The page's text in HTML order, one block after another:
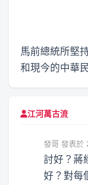
馬前總統所堅
和現今的中華
江河萬古流
發哥 發表於
討好？蔣
好？對每